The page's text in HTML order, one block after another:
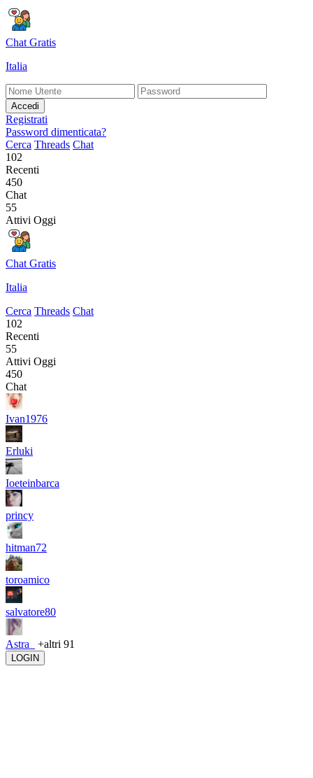
Chat Gratis
Italia
Accedi
Registrati
Password dimenticata?
Cerca Threads Chat
102
Recenti
450
Chat
55
Attivi Oggi
Chat Gratis
Italia
Cerca Threads Chat
102
Recenti
55
Attivi Oggi
450
Chat
Ivan1976
Erluki
Ioeteinbarca
princy
hitman72
toroamico
salvatore80
Astra_ +altri 91
LOGIN